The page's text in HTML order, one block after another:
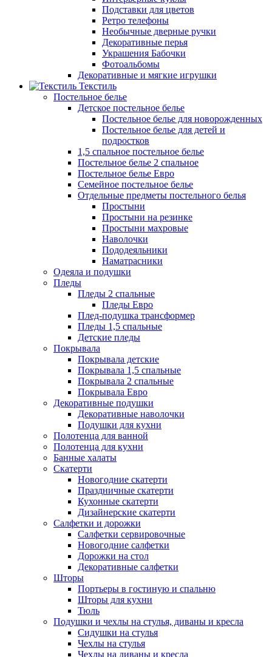
Подставки для цветов
Ретро телефоны
Необычные дверные ручки
Декоративные перья
Украшения Бабочки
Фотоальбомы
Декоративные и мягкие игрушки
Текстиль
Постельное белье
Детское постельное белье
Постельное белье для новорожденных
Постельное белье для детей и
подростков
1,5 спальное постельное белье
Постельное белье 2 спальное
Постельное белье Евро
Семейное постельное белье
Отдельные предметы постельного белья
Простыни
Простыни на резинке
Простыни махровые
Наволочки
Пододеяльники
Наматрасники
Одеяла и подушки
Пледы
Пледы 2 спальные
Пледы Евро
Плед-подушка трансформер
Пледы 1,5 спальные
Детские пледы
Покрывала
Покрывала детские
Покрывала 1,5 спальные
Покрывала 2 спальные
Покрывала Евро
Декоративные подушки
Декоративные наволочки
Подушки для кухни
Полотенца для ванной
Полотенца для кухни
Банные халаты
Скатерти
Новогодние скатерти
Праздничные скатерти
Кухонные скатерти
Дизайнерские скатерти
Салфетки и дорожки
Салфетки сервировочные
Новогодние салфетки
Дорожки на стол
Декоративные салфетки
Шторы
Портьеры в гостиную и спальню
Шторы для кухни
Тюль
Подушки и чехлы на стулья, диваны и кресла
Сидушки на стулья
Чехлы на стулья
Чехлы на диваны и кресла